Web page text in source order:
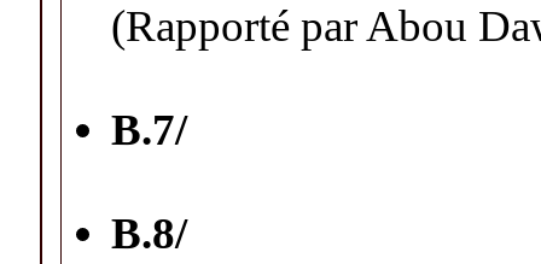
(Rapporté par Abou
B.7/
B.8/